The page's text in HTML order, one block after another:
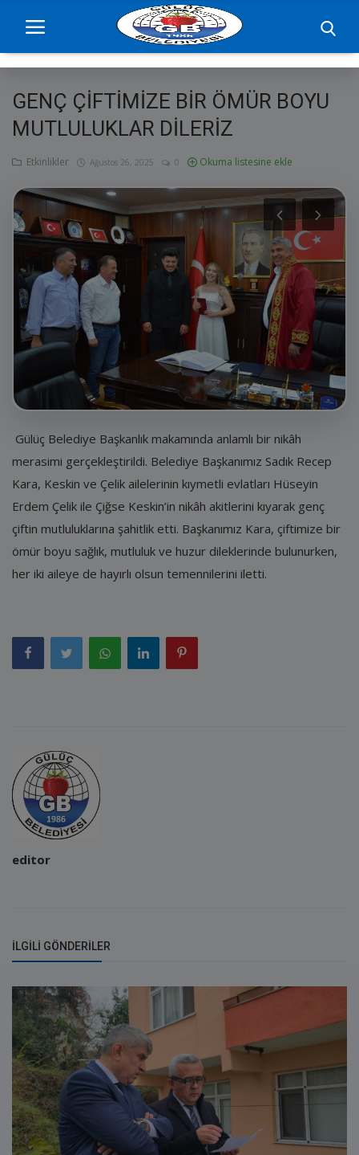
Ana Sayfa
Başkan
Yönetim
Hizmetler
Duyurular
Etkinlikler
E-Belediye
Giriş
Kayıt
GENÇ ÇİFTİMİZE BİR ÖMÜR BOYU
MUTLULUKLAR DİLERİZ
Etkinlikler Ağustos 26, 2025 0 Okuma listesine ekle
Gülüç Belediye Başkanlık makamında anlamlı bir nikâh
merasimi gerçekleştirildi. Belediye Başkanımız Sadık Recep
Kara, Keskin ve Çelik ailelerinin kıymetli evlatları Hüseyin
Erdem Çelik ile Çiğse Keskin’in nikâh akitlerini kıyarak genç
çiftin mutluluklarına şahitlik etti. Başkanımız Kara, çiftimize bir
ömür boyu sağlık, mutluluk ve huzur dileklerinde bulunurken,
her iki aileye de hayırlı olsun temennilerini iletti.
editor
İLGILI GÖNDERILER